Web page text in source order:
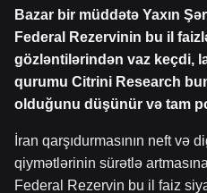
Bazar bir müddətə Yaxın
Federal Rezervinin bu il
gözləntilərindən vaz keçdi,
qurumu Citrini Research
olduğunu düşünür və tam
İran qarşıdurmasının neft və
qiymətlərinin sürətlə
Federal Rezervin bu il faiz